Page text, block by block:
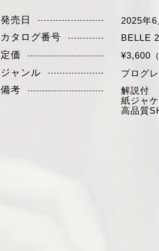
発売日
2025年6
カタログ番号
BELLE
定価
¥3,600
ジャンル
プログ
備考
解説付
紙ジャ
高品質